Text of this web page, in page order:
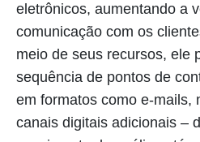
eletrônicos, aumentando a
comunicação com os
meio de seus recursos, ele
sequência de pontos de
em formatos como e-mails,
canais digitais adicionais –